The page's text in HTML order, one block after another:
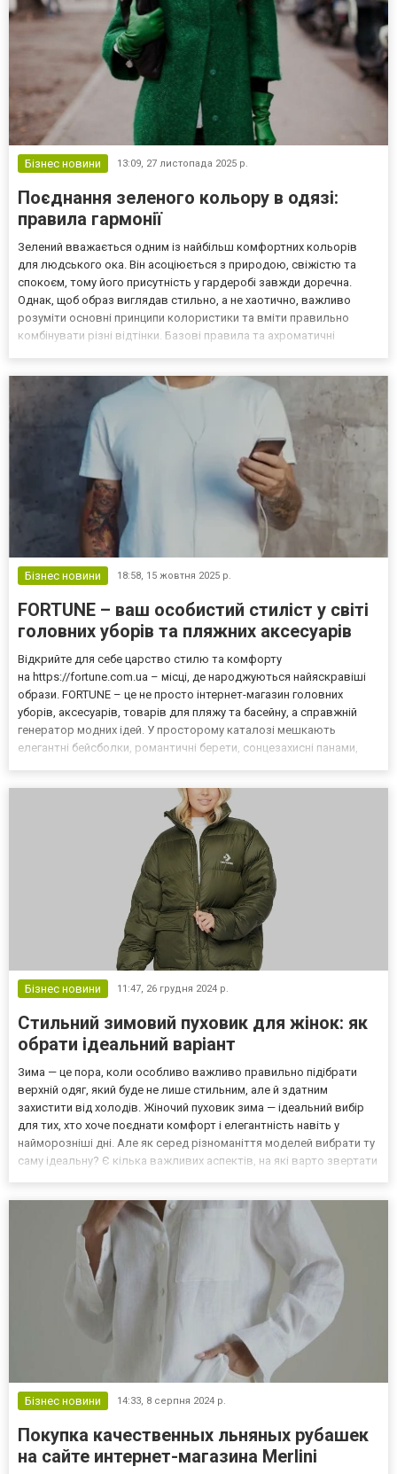
Бізнес новини 13:09, 27 листопада 2025 р.
Поєднання зеленого кольору в одязі:
правила гармонії
Зелений вважається одним із найбільш комфортних кольорів
для людського ока. Він асоціюється з природою, свіжістю та
спокоєм, тому його присутність у гардеробі завжди доречна.
Однак, щоб образ виглядав стильно, а не хаотично, важливо
розуміти основні принципи колористики та вміти правильно
комбінувати різні відтінки. Базові правила та ахроматичні
Бізнес новини 18:58, 15 жовтня 2025 р.
FORTUNE – ваш особистий стиліст у світі
головних уборів та пляжних аксесуарів
Відкрийте для себе царство стилю та комфорту
на https://fortune.com.ua – місці, де народжуються найяскравіші
образи. FORTUNE – це не просто інтернет-магазин головних
уборів, аксесуарів, товарів для пляжу та басейну, а справжній
генератор модних ідей. У просторому каталозі мешкають
елегантні бейсболки, романтичні берети, сонцезахисні панами,
Бізнес новини 11:47, 26 грудня 2024 р.
Стильний зимовий пуховик для жінок: як
обрати ідеальний варіант
Зима — це пора, коли особливо важливо правильно підібрати
верхній одяг, який буде не лише стильним, але й здатним
захистити від холодів. Жіночий пуховик зима — ідеальний вибір
для тих, хто хоче поєднати комфорт і елегантність навіть у
найморозніші дні. Але як серед різноманіття моделей вибрати ту
саму ідеальну? Є кілька важливих аспектів, на які варто звертати
Бізнес новини 14:33, 8 серпня 2024 р.
Покупка качественных льняных рубашек
на сайте интернет-магазина Merlini